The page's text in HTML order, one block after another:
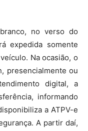
no verso do
expedida somente
Na ocasião, o
presencialmente ou
digital, a
informando
a ATPV-e
A partir daí,